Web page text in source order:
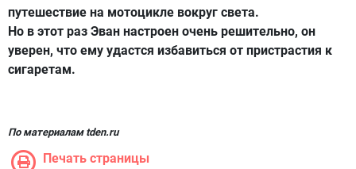
путешествие на мотоцикле вокруг света.
Но в этот раз Эван настроен очень решительно, он
уверен, что ему удастся избавиться от пристрастия к
сигаретам.
По материалам tden.ru
Печать страницы